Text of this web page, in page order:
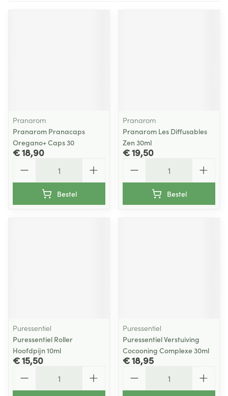
Pranarom
Pranarom Pranacaps
Oregano+ Caps 30
€ 18,90
Bestel
Pranarom
Pranarom Les Diffusables
Zen 30ml
€ 19,50
Bestel
Puressentiel
Puressentiel Roller
Hoofdpijn 10ml
€ 15,50
Puressentiel
Puressentiel Verstuiving
Cocooning Complexe 30ml
€ 18,95